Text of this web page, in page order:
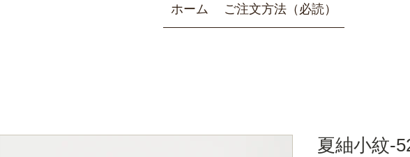
ホーム ご注文方法（必読）
夏紬小紋-